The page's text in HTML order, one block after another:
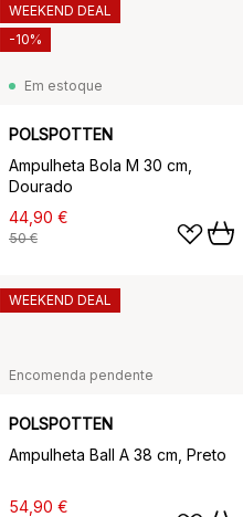
Em estoque
POLSPOTTEN
Ampulheta Bola M 30 cm,
Dourado
44,90 €
50 €
WEEKEND DEAL
-10%
Encomenda pendente
POLSPOTTEN
Ampulheta Ball A 38 cm, Preto
54,90 €
WEEKEND DEAL